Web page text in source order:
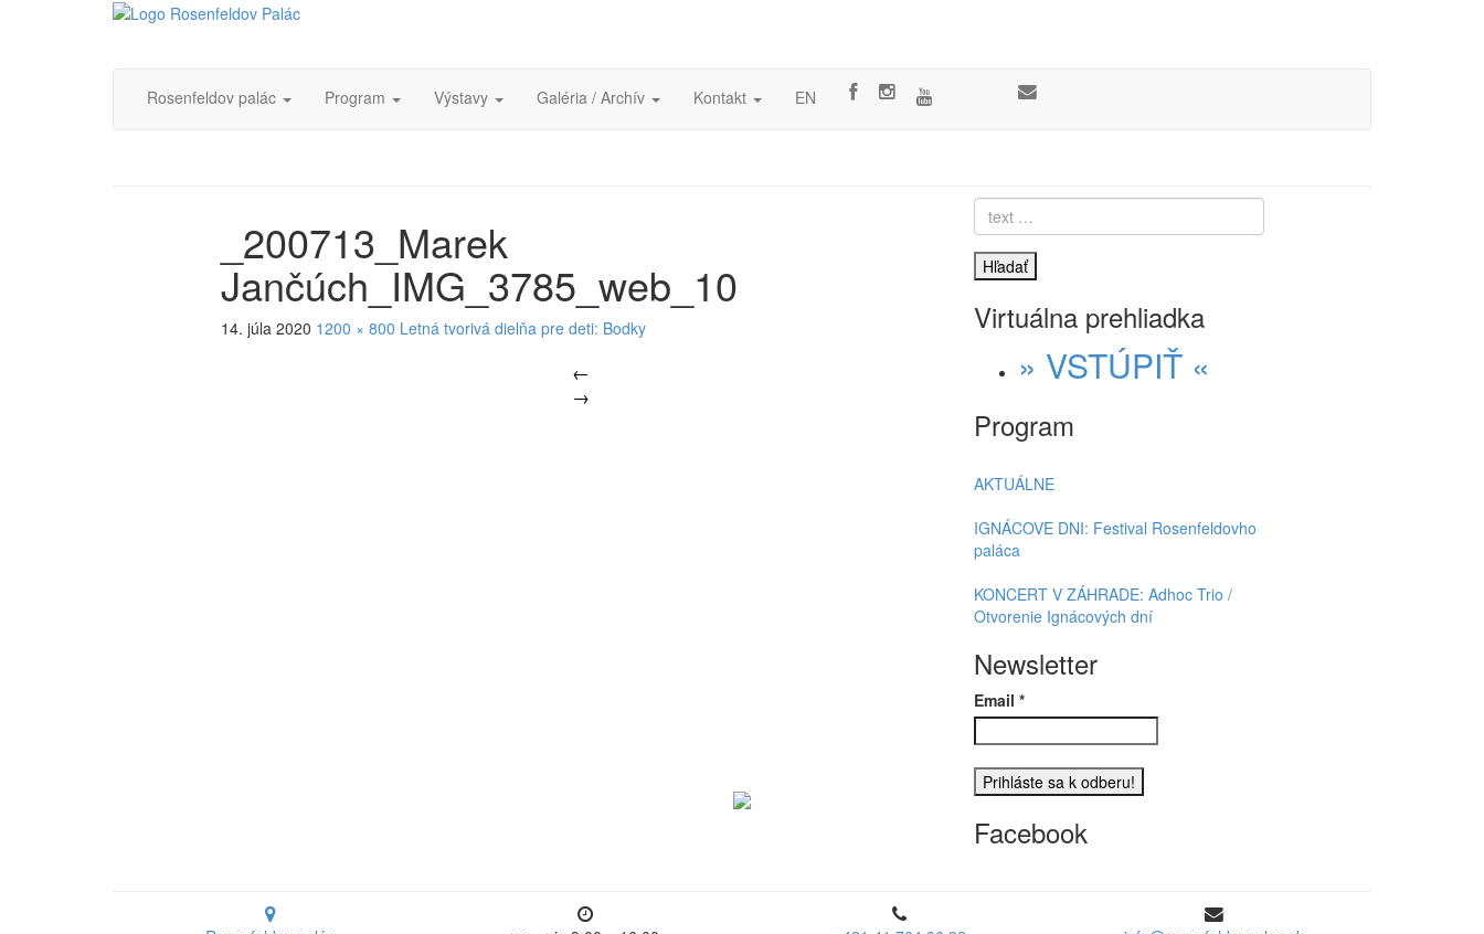
Rosenfeldov palác Program Výstavy Galéria / Archív Kontakt EN
_200713_Marek
Jančúch_IMG_3785_web_10
14. júla 2020 1200 × 800 Letná tvorivá dielňa pre deti: Bodky
←
→
Hľadať
Virtuálna prehliadka
» VSTÚPIŤ «
Program
AKTUÁLNE
IGNÁCOVE DNI: Festival Rosenfeldovho
paláca
KONCERT V ZÁHRADE: Adhoc Trio /
Otvorenie Ignácových dní
Newsletter
Email *
Facebook